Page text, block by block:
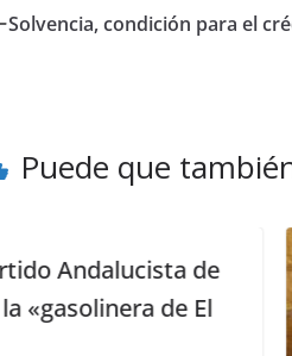
Solvencia, condición para el
Puede que